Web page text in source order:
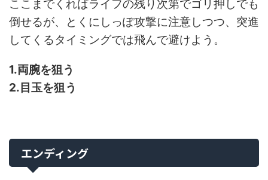
ここまでくればライフの残り次第でゴリ押しでも
倒せるが、とくにしっぽ攻撃に注意しつつ、突進
してくるタイミングでは飛んで避けよう。
1.両腕を狙う
2.目玉を狙う
エンディング